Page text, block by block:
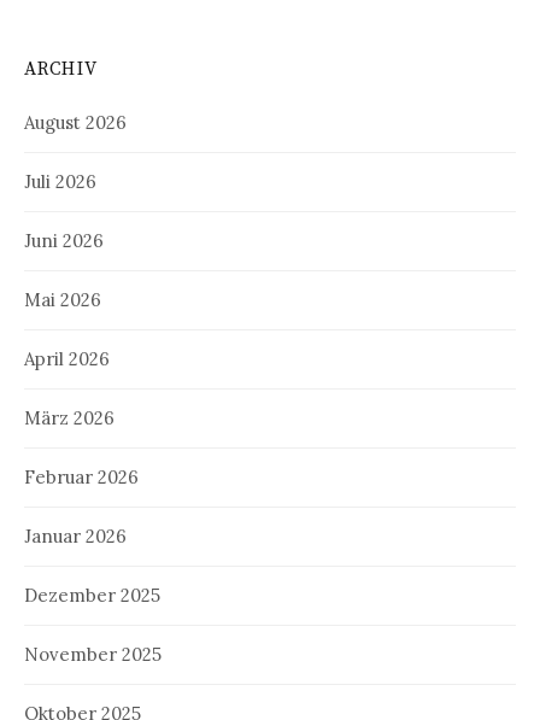
ARCHIV
August 2026
Juli 2026
Juni 2026
Mai 2026
April 2026
März 2026
Februar 2026
Januar 2026
Dezember 2025
November 2025
Oktober 2025